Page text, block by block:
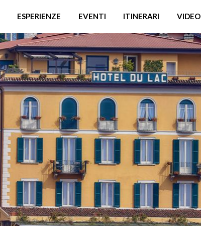
ESPERIENZE EVENTI ITINERARI VIDEO